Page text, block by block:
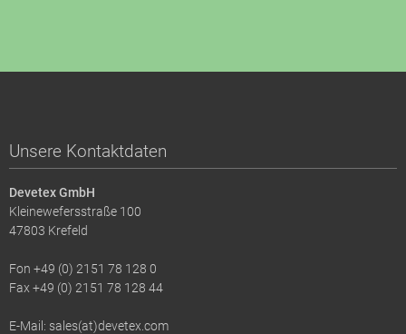
Unsere Kontaktdaten
Devetex GmbH
Kleinewefersstraße 100
47803 Krefeld
Fon +49 (0) 2151 78 128 0
Fax +49 (0) 2151 78 128 44
E-Mail: sales(at)devetex.com